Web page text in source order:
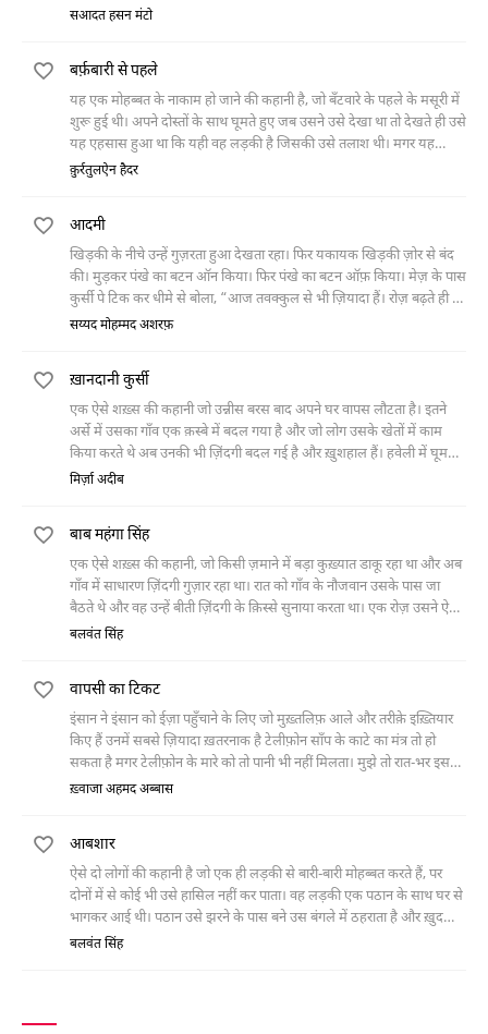
पाकिस्तान आई लेकिन यहाँ उसका कोई हाल पूछने वाला नहीं रहा। तंग आकर वो ये
सआदत हसन मंटो
बर्फ़बारी से पहले
यह एक मोहब्बत के नाकाम हो जाने की कहानी है, जो बँटवारे के पहले के मसूरी में
शुरू हुई थी। अपने दोस्तों के साथ घूमते हुए जब उसने उसे देखा था तो देखते ही उसे
यह एहसास हुआ था कि यही वह लड़की है जिसकी उसे तलाश थी। मगर यह
मोहब्बत शुरू होती उससे पहले अपने अंजाम को पहुँच गई और फिर विभाजन हो
क़ुर्रतुलऐन हैदर
आदमी
खिड़की के नीचे उन्हें गुज़रता हुआ देखता रहा। फिर यकायक खिड़की ज़ोर से बंद
की। मुड़कर पंखे का बटन ऑन किया। फिर पंखे का बटन ऑफ़ किया। मेज़ के पास
कुर्सी पे टिक कर धीमे से बोला, “आज तवक्कुल से भी ज़ियादा हैं। रोज़ बढ़ते ही जा
रहे हैं।” सरफ़राज़ ने हथेलियों पर
सय्यद मोहम्मद अशरफ़
ख़ानदानी कुर्सी
एक ऐसे शख़्स की कहानी जो उन्नीस बरस बाद अपने घर वापस लौटता है। इतने
अर्से में उसका गाँव एक क़स्बे में बदल गया है और जो लोग उसके खेतों में काम
किया करते थे अब उनकी भी ज़िंदगी बदल गई है और ख़ुशहाल हैं। हवेली में घूमता
हुआ वह अपने पुराने कमरे में गया तो उसे वहाँ एक कुर्सी मिली जो किसी ज़माने में
अपनी आख़िरी साँसें लेने लगता है।
मिर्ज़ा अदीब
बाब महंगा सिंह
एक ऐसे शख़्स की कहानी, जो किसी ज़माने में बड़ा कुख़्यात डाकू रहा था और अब
गाँव में साधारण ज़िंदगी गुज़ार रहा था। रात को गाँव के नौजवान उसके पास जा
बैठते थे और वह उन्हें बीती ज़िंदगी के क़िस्से सुनाया करता था। एक रोज़ उसने ऐसे
क़िस्सा सुनाया जिसने उनके सामने औरत की फ़ितरत, उसकी बहादुरी और चालाकी
बलवंत सिंह
वापसी का टिकट
इंसान ने इंसान को ईज़ा पहुँचाने के लिए जो मुख़्तलिफ़ आले और तरीक़े इख़्तियार
किए हैं उनमें सबसे ज़ियादा ख़तरनाक है टेलीफ़ोन साँप के काटे का मंत्र तो हो
सकता है मगर टेलीफ़ोन के मारे को तो पानी भी नहीं मिलता। मुझे तो रात-भर इस
कम्बख़्त के डर से नींद नहीं
ख़्वाजा अहमद अब्बास
आबशार
ऐसे दो लोगों की कहानी है जो एक ही लड़की से बारी-बारी मोहब्बत करते हैं, पर
दोनों में से कोई भी उसे हासिल नहीं कर पाता। वह लड़की एक पठान के साथ घर से
भागकर आई थी। पठान उसे झरने के पास बने उस बंगले में ठहराता है और ख़ुद
पैसों का इंतज़ाम करने चला जाता है। कई हफ़्ते बीतने के बाद भी वह लौटकर नहीं
बलवंत सिंह